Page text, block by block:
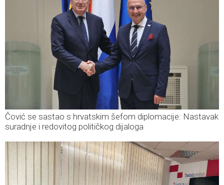
Čović se sastao s hrvatskim šefom diplomacije: Nastavak
suradnje i redovitog političkog dijaloga